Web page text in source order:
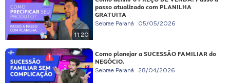
11:20
passo atualizado com PLANILHA
GRATUITA
Sebrae Paraná 05/05/2026
Como planejar a SUCESSÃO FAMILIAR do
NEGÓCIO.
Sebrae Paraná 28/04/2026